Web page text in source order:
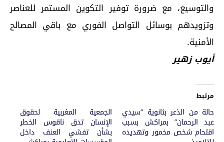
والتوسيع، مع ضرورة توفير التكوين المستمر للعناصر
وتزويدهم بوسائل التواصل الفوري مع باقي المصالح
الأمنية.
أيوب زهير
مرتبط
حالة من الذعر بثانوية “سيدي
عبد الرحمان” بمراكش بسبب
اقتحام شخص مخمور وتهديده
الجمعية المغربية لحقوق
الإنسان تدق ناقوس الخطر
بشأن تفشي العنف داخل